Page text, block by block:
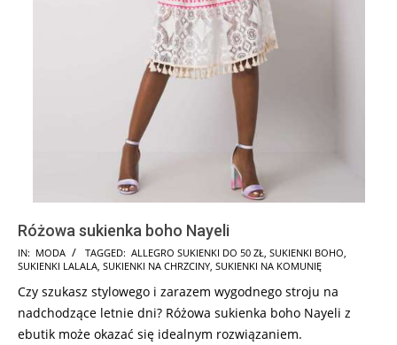
Różowa sukienka boho Nayeli
2024-
10-
01
IN: MODA TAGGED: ALLEGRO SUKIENKI DO 50 ZŁ SUKIENKI BOHO
SUKIENKI LALALA SUKIENKI NA CHRZCINY SUKIENKI NA KOMUNIĘ
Czy szukasz stylowego i zarazem wygodnego stroju na
nadchodzące letnie dni? Różowa sukienka boho Nayeli z
ebutik może okazać się idealnym rozwiązaniem.